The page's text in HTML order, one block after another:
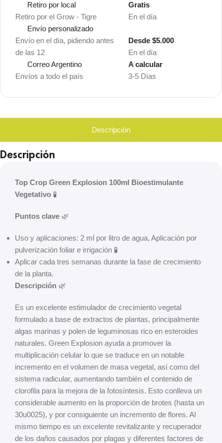
Retiro por local
Retiro por el Grow - Tigre
En el día
Gratis
Envío personalizado
Envío en el día, pidiendo antes
de las 12
En el día
Desde $5.000
Correo Argentino
Envíos a todo el país
3-5 Días
A calcular
Descripción
Descripción
Top Crop Green Explosion 100ml Bioestimulante
Vegetativo 🧪
Puntos clave 🌿
Uso y aplicaciones: 2 ml por litro de agua, Aplicación por
pulverización foliar e irrigación 🧪
Aplicar cada tres semanas durante la fase de crecimiento
de la planta.
Descripción 🌿
Es un excelente estimulador de crecimiento vegetal
formulado a base de extractos de plantas, principalmente
algas marinas y polen de leguminosas rico en esteroides
naturales. Green Explosion ayuda a promover la
multiplicación celular lo que se traduce en un notable
incremento en el volumen de masa vegetal, así como del
sistema radicular, aumentando también el contenido de
clorofila para la mejora de la fotosíntesis. Esto conlleva un
considerable aumento en la proporción de brotes (hasta un
30u0025), y por consiguiente un incremento de flores. Al
mismo tiempo es un excelente revitalizante y recuperador
de los daños causados por plagas y diferentes factores de